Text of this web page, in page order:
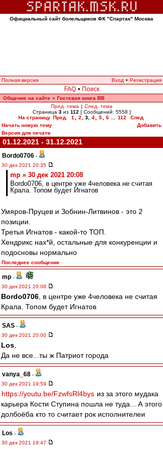
Официальный сайт болельщиков ФК "Спартак" Москва
Полная версия Вход • Регистрация
FAQ • Поиск
Общение на сайте » Гостевая книга ВВ
Пред. тема | След. тема
Страница 3из 112 [ Сообщений: 5558 ]
На страницу Пред. 1 2 3 4 5 6 112
След.
Начать новую тему
Добавить
Версия для печати
01.12.2021 - 31.12.2021
Bordo0706 -
30 дек 2021 20:35
mp » 30 дек 2021 20:08
Bordo0706, в центре уже 4человека не считая
Крала. Топом будет Игнатов
Умяров-Пруцев и Зобнин-Литвинов - это 2
позиции.
Третья Игнатов - какой-то ТОП.
Хендрикс нах*й, остальные для конкуренции и
подосновы нормально
Последнее сообщение
mp -
30 дек 2021 20:08
Bordo0706 , в центре уже 4человека не считая
Крала. Топом будет Игнатов
SAS -
30 дек 2021 20:00
Los
Да не все...ты ж Патриот города
vanya_68 -
30 дек 2021 19:59
https://youtu.be/FzwfsRl4bys из за этого мудака
карьера Кости Ступина пошла не туда... А этого
долбоёба кто то считает рок исполнителеи
Los -
30 дек 2021 19:47